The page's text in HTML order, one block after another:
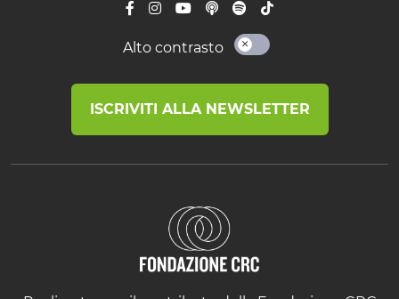
Alto contrasto
ISCRIVITI ALLA NEWSLETTER